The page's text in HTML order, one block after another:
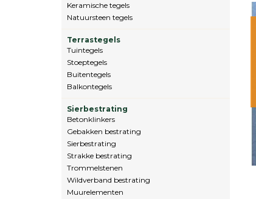
Keramische tegels
Natuursteen tegels
Terrastegels
Tuintegels
Stoeptegels
Buitentegels
Balkontegels
Sierbestrating
Betonklinkers
Gebakken bestrating
Sierbestrating
Strakke bestrating
Trommelstenen
Wildverband bestrating
Muurelementen